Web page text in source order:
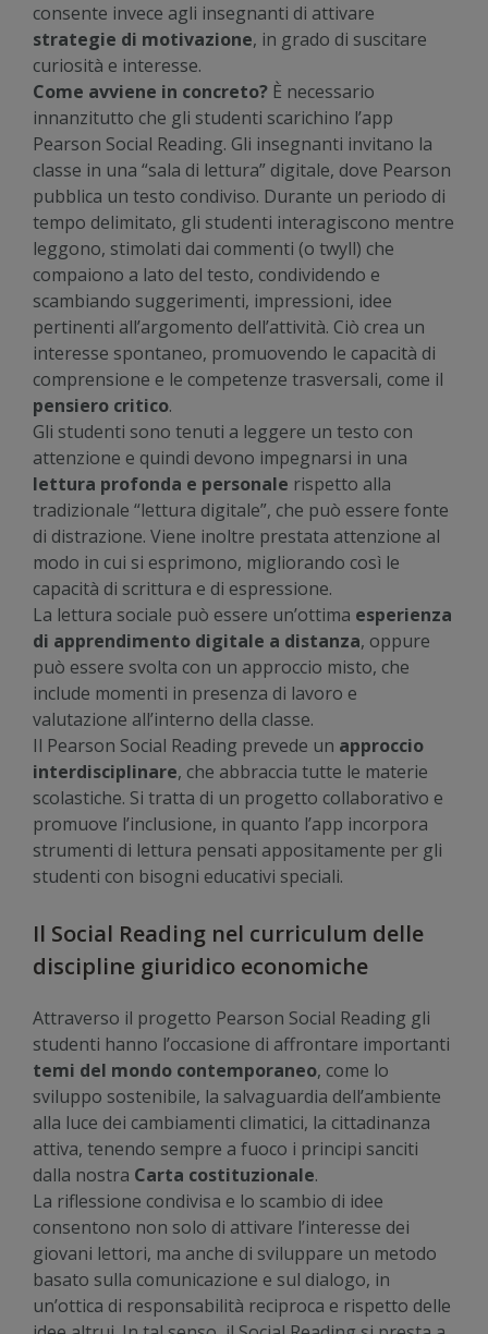
consente invece agli insegnanti di attivare
strategie di motivazione, in grado di suscitare
curiosità e interesse.
Come avviene in concreto? È necessario
innanzitutto che gli studenti scarichino l’app
Pearson Social Reading. Gli insegnanti invitano la
classe in una “sala di lettura” digitale, dove Pearson
pubblica un testo condiviso. Durante un periodo di
tempo delimitato, gli studenti interagiscono mentre
leggono, stimolati dai commenti (o twyll) che
compaiono a lato del testo, condividendo e
scambiando suggerimenti, impressioni, idee
pertinenti all’argomento dell’attività. Ciò crea un
interesse spontaneo, promuovendo le capacità di
comprensione e le competenze trasversali, come il
pensiero critico.
Gli studenti sono tenuti a leggere un testo con
attenzione e quindi devono impegnarsi in una
lettura profonda e personale rispetto alla
tradizionale “lettura digitale”, che può essere fonte
di distrazione. Viene inoltre prestata attenzione al
modo in cui si esprimono, migliorando così le
capacità di scrittura e di espressione.
La lettura sociale può essere un’ottima esperienza
di apprendimento digitale a distanza, oppure
può essere svolta con un approccio misto, che
include momenti in presenza di lavoro e
valutazione all’interno della classe.
Il Pearson Social Reading prevede un approccio
interdisciplinare, che abbraccia tutte le materie
scolastiche. Si tratta di un progetto collaborativo e
promuove l’inclusione, in quanto l’app incorpora
strumenti di lettura pensati appositamente per gli
studenti con bisogni educativi speciali.
Il Social Reading nel curriculum delle
discipline giuridico economiche
Attraverso il progetto Pearson Social Reading gli
studenti hanno l’occasione di affrontare importanti
temi del mondo contemporaneo, come lo
sviluppo sostenibile, la salvaguardia dell’ambiente
alla luce dei cambiamenti climatici, la cittadinanza
attiva, tenendo sempre a fuoco i principi sanciti
dalla nostra Carta costituzionale.
La riflessione condivisa e lo scambio di idee
consentono non solo di attivare l’interesse dei
giovani lettori, ma anche di sviluppare un metodo
basato sulla comunicazione e sul dialogo, in
un’ottica di responsabilità reciproca e rispetto delle